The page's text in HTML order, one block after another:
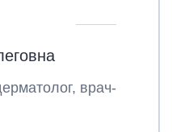
врач-